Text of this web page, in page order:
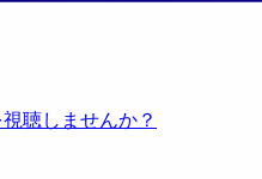
聴しませんか？